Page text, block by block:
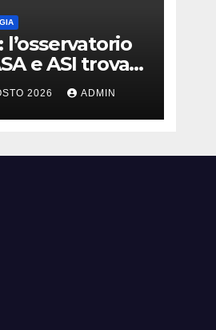
l’osservatorio
e ASI trova
di una
formulata 90
2026 ADMIN